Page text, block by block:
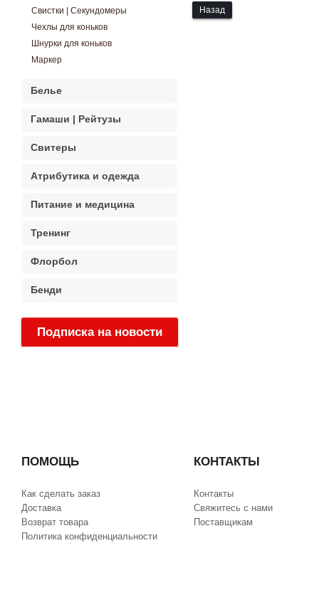
Назад
Свистки | Секундомеры
Чехлы для коньков
Шнурки для коньков
Маркер
Белье
Гамаши | Рейтузы
Свитеры
Атрибутика и одежда
Питание и медицина
Тренинг
Флорбол
Бенди
Подписка на новости
ПОМОЩЬ
Как сделать заказ
Доставка
Возврат товара
Политика конфиденциальности
КОНТАКТЫ
Контакты
Свяжитесь с нами
Поставщикам